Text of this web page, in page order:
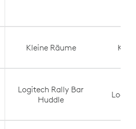
Kleine Räume
Logitech Rally Bar
Huddle